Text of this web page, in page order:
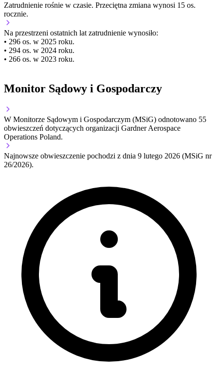
Zatrudnienie rośnie w czasie. Przeciętna zmiana wynosi 15 os.
rocznie.
Na przestrzeni ostatnich lat zatrudnienie wynosiło:
• 296 os. w 2025 roku.
• 294 os. w 2024 roku.
• 266 os. w 2023 roku.
Monitor Sądowy i Gospodarczy
W Monitorze Sądowym i Gospodarczym (MSiG) odnotowano 55
obwieszczeń dotyczących organizacji Gardner Aerospace
Operations Poland.
Najnowsze obwieszczenie pochodzi z dnia 9 lutego 2026 (MSiG nr
26/2026).